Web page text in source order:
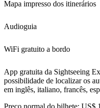
Mapa impresso dos itinerários
Audioguia
WiFi gratuito a bordo
App gratuita da Sightseeing
possibilidade de localizar os
em inglês, italiano, francês,
Preço normal do bilhete: US$